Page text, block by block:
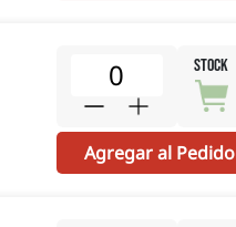
STOCK
Agregar al Pedido